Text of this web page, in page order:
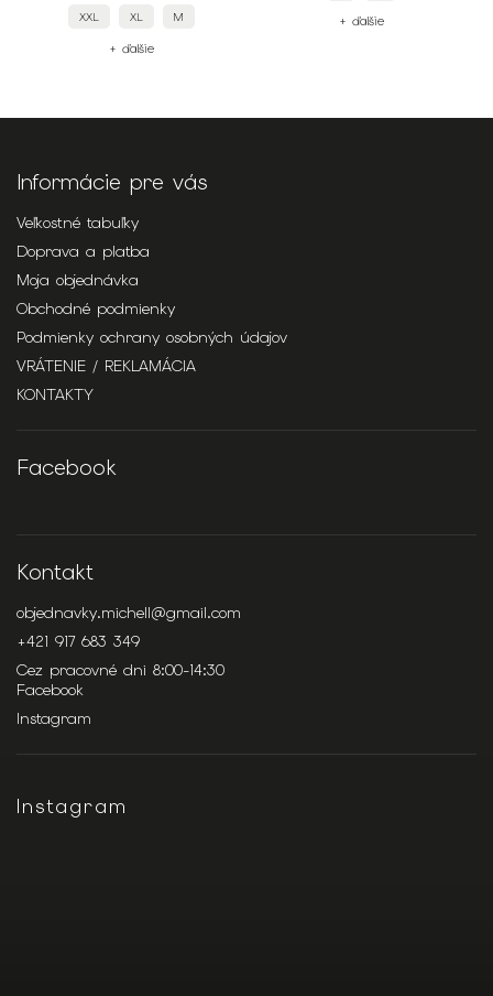
XXL XL M
+ ďalšie
+ ďalšie
Informácie pre vás
Veľkostné tabuľky
Doprava a platba
Moja objednávka
Obchodné podmienky
Podmienky ochrany osobných údajov
VRÁTENIE / REKLAMÁCIA
KONTAKTY
Facebook
Kontakt
objednavky.michell@gmail.com
+421 917 683 349
Cez pracovné dni 8:00-14:30
Facebook
Instagram
Instagram